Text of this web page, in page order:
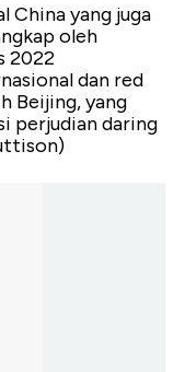
China yang juga
oleh
2022
dan red
Beijing, yang
perjudian daring